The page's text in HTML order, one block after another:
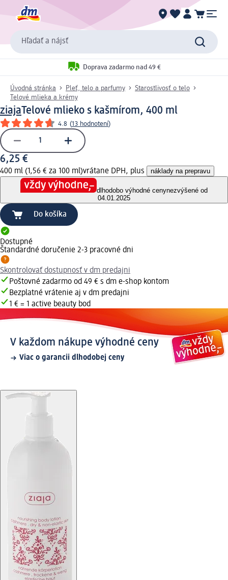
Hľadať a nájsť
Doprava zadarmo nad 49 €
Úvodná stránka Pleť, telo a parfumy
Starostlivosť o telo
Telové mlieka a krémy
ziajaTelové mlieko s kašmírom, 400 ml
4.8 (13 hodnotení)
6,25 €
400 ml (1,56 € za 100 ml)vrátane DPH, plus náklady na prepravu
dlhodobo výhodné cenynezvýšené od
04.01.2025
Do košíka
Dostupné
Štandardné doručenie 2-3 pracovné dni
Skontrolovať dostupnosť v dm predajni
Poštovné zadarmo od 49 € s dm e-shop kontom
Bezplatné vrátenie aj v dm predajni
1 € = 1 active beauty bod
V každom nákupe výhodné ceny
Viac o garancii dlhodobej ceny